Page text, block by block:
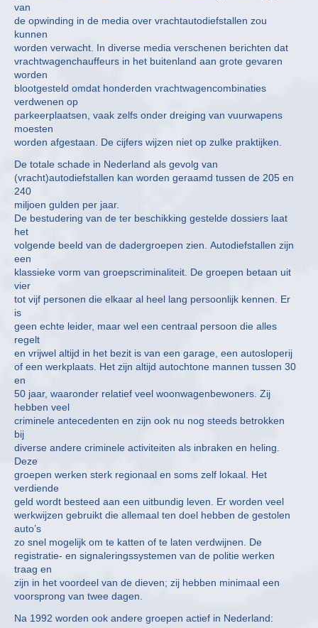
van
de opwinding in de media over vrachtautodiefstallen zou
kunnen
worden verwacht. In diverse media verschenen berichten dat
vrachtwagenchauffeurs in het buitenland aan grote gevaren
worden
blootgesteld omdat honderden vrachtwagencombinaties
verdwenen op
parkeerplaatsen, vaak zelfs onder dreiging van vuurwapens
moesten
worden afgestaan. De cijfers wijzen niet op zulke praktijken.
De totale schade in Nederland als gevolg van
(vracht)autodiefstallen kan worden geraamd tussen de 205 en
240
miljoen gulden per jaar.
De bestudering van de ter beschikking gestelde dossiers laat
het
volgende beeld van de dadergroepen zien. Autodiefstallen zijn
een
klassieke vorm van groepscriminaliteit. De groepen betaan uit
vier
tot vijf personen die elkaar al heel lang persoonlijk kennen. Er
is
geen echte leider, maar wel een centraal persoon die alles
regelt
en vrijwel altijd in het bezit is van een garage, een autosloperij
of een werkplaats. Het zijn altijd autochtone mannen tussen 30
en
50 jaar, waaronder relatief veel woonwagenbewoners. Zij
hebben veel
criminele antecedenten en zijn ook nu nog steeds betrokken
bij
diverse andere criminele activiteiten als inbraken en heling.
Deze
groepen werken sterk regionaal en soms zelf lokaal. Het
verdiende
geld wordt besteed aan een uitbundig leven. Er worden veel
werkwijzen gebruikt die allemaal ten doel hebben de gestolen
auto’s
zo snel mogelijk om te katten of te laten verdwijnen. De
registratie- en signaleringssystemen van de politie werken
traag en
zijn in het voordeel van de dieven; zij hebben minimaal een
voorsprong van twee dagen.
Na 1992 worden ook andere groepen actief in Nederland: